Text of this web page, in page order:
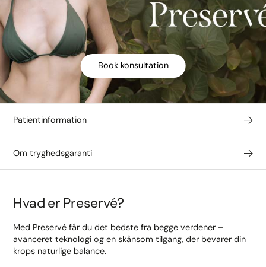
Book konsultation
Patientinformation
Om tryghedsgaranti
Hvad er Preservé?
Med Preservé får du det bedste fra begge verdener –
avanceret teknologi og en skånsom tilgang, der bevarer din
krops naturlige balance.